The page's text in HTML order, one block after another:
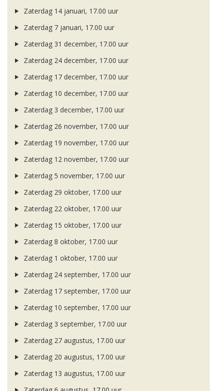
Zaterdag 14 januari, 17.00 uur
Zaterdag 7 januari, 17.00 uur
Zaterdag 31 december, 17.00 uur
Zaterdag 24 december, 17.00 uur
Zaterdag 17 december, 17.00 uur
Zaterdag 10 december, 17.00 uur
Zaterdag 3 december, 17.00 uur
Zaterdag 26 november, 17.00 uur
Zaterdag 19 november, 17.00 uur
Zaterdag 12 november, 17.00 uur
Zaterdag 5 november, 17.00 uur
Zaterdag 29 oktober, 17.00 uur
Zaterdag 22 oktober, 17.00 uur
Zaterdag 15 oktober, 17.00 uur
Zaterdag 8 oktober, 17.00 uur
Zaterdag 1 oktober, 17.00 uur
Zaterdag 24 september, 17.00 uur
Zaterdag 17 september, 17.00 uur
Zaterdag 10 september, 17.00 uur
Zaterdag 3 september, 17.00 uur
Zaterdag 27 augustus, 17.00 uur
Zaterdag 20 augustus, 17.00 uur
Zaterdag 13 augustus, 17.00 uur